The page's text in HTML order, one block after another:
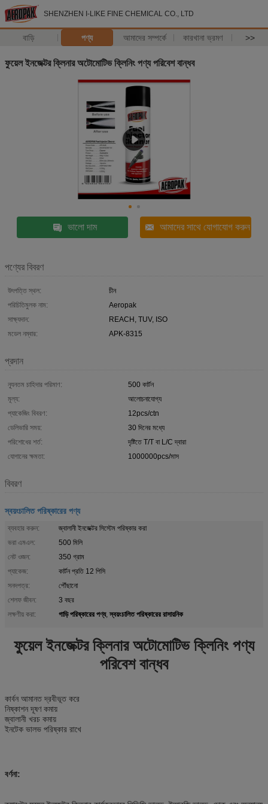
SHENZHEN I-LIKE FINE CHEMICAL CO., LTD
বাড়ি পণ্য আমাদের সম্পর্কে কারখানা ভ্রমণ >>
ফুয়েল ইনজেক্টর ক্লিনার অটোমোটিভ ক্লিনিং পণ্য পরিবেশ বান্ধব
ভালো দাম আমাদের সাথে যোগাযোগ করুন
পণ্যের বিবরণ
উৎপত্তি স্থল:
চীন
পরিচিতিমুলক নাম:
Aeropak
সাক্ষ্যদান:
REACH, TUV, ISO
মডেল নম্বার:
APK-8315
প্রদান
ন্যূনতম চাহিদার পরিমাণ:
500 কার্টন
মূল্য:
আলোচনাযোগ্য
প্যাকেজিং বিবরণ:
12pcs/ctn
ডেলিভারি সময়:
30 দিনের মধ্যে
পরিশোধের শর্ত:
দৃষ্টিতে T/T বা L/C দ্বারা
যোগানের ক্ষমতা:
1000000pcs/মাস
বিবরণ
স্বয়ংচালিত পরিষ্কারের পণ্য
ব্যবহার করুন:
জ্বালানী ইনজেক্টর সিস্টেম পরিষ্কার করা
ভরা এমএল:
500 মিলি
নেট ওজন:
350 গ্রাম
প্যাকেজ:
কার্টন প্রতি 12 পিসি
সনদপত্র:
পৌঁছানো
শেলফ জীবন:
3 বছর
লক্ষণীয় করা:
গাড়ি পরিষ্কারের পণ্য,স্বয়ংচালিত পরিষ্কারের রাসায়নিক
ফুয়েল ইনজেক্টর ক্লিনার অটোমোটিভ ক্লিনিং পণ্য
পরিবেশ বান্ধব
কার্বন আমানত দ্রবীভূত করে
নিষ্কাশন দূষণ কমায়
জ্বালানী খরচ কমায়
ইনটেক ভালভ পরিষ্কার রাখে
বর্ণনা: